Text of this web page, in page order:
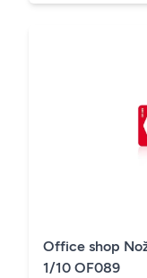
Office shop
1/10 OF089